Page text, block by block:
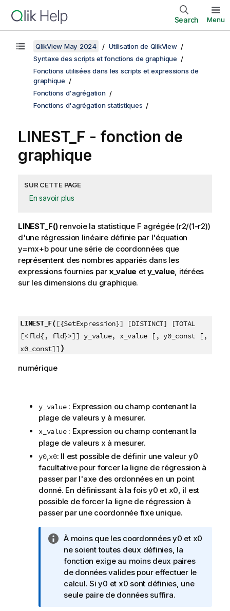
Search Menu
QlikView May 2024
Utilisation de QlikView
Syntaxe des scripts et fonctions de graphique
Fonctions utilisées dans les scripts et expressions de
graphique
Fonctions d'agrégation
Fonctions d'agrégation statistiques
LINEST_F - fonction de
graphique
SUR CETTE PAGE
En savoir plus
LINEST_F()renvoie la statistique F agrégée (r2/(1-r2))
d'une régression linéaire définie par l'équation
y=mx+bpour une série de coordonnées que
représentent des nombres appariés dans les
expressions fournies par x_value ety_value, itérées
sur les dimensions du graphique.
LINEST_F( [{SetExpression}] [DISTINCT] [TOTAL
[<fld{, fld}>]] y_value, x_value [, y0_const [,
x0_const]] )
numérique
y_value: Expression ou champ contenant la
plage de valeurs yà mesurer.
x_value: Expression ou champ contenant la
plage de valeurs x à mesurer.
y0,x0: Il est possible de définir une valeur y0
facultative pour forcer la ligne de régression à
passer par l'axe des ordonnées en un point
donné. En définissant à la foisy0 et x0, il est
possible de forcer la ligne de régression à
passer par une coordonnée fixe unique.
N
o
t
e
I
n
À moins que les coordonnéesy0 et x0
ne soient toutes deux définies, la
fonction exige au moins deux paires
de données valides pour effectuer le
calcul. Siy0 et x0 sont définies, une
seule paire de données suffira.